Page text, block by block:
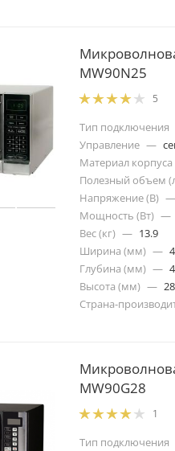
MW90N25
5
Тип подключения
Управление —
Материал корпуса
Полезный объем
Напряжение (В) —
Мощность (Вт) —
Вес (кг) — 13.9
Ширина (мм) —
Глубина (мм) —
Высота (мм) —
Страна-
MW90G28
1
Тип подключения